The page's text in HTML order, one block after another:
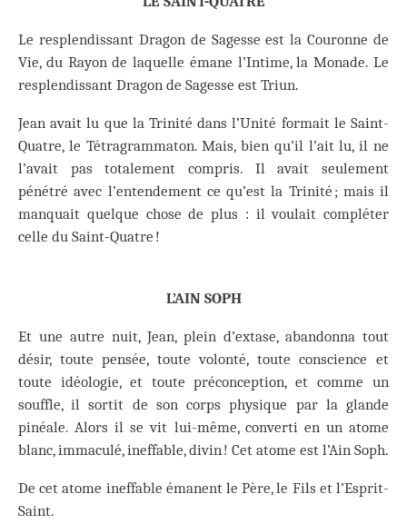
Le resplendissant Dragon de Sagesse est la Couronne de
Vie, du Rayon de laquelle émane l’Intime, la Monade. Le
resplendissant Dragon de Sagesse est Triun.
Jean avait lu que la Trinité dans l’Unité formait le Saint-
Quatre, le Tétragrammaton. Mais, bien qu’il l’ait lu, il ne
l’avait pas totalement compris. Il avait seulement
pénétré avec l’entendement ce qu’est la Trinité ; mais il
manquait quelque chose de plus : il voulait compléter
celle du Saint-Quatre !
L’AIN SOPH
Et une autre nuit, Jean, plein d’extase, abandonna tout
désir, toute pensée, toute volonté, toute conscience et
toute idéologie, et toute préconception, et comme un
souffle, il sortit de son corps physique par la glande
pinéale. Alors il se vit lui-même, converti en un atome
blanc, immaculé, ineffable, divin ! Cet atome est l’Ain Soph.
De cet atome ineffable émanent le Père, le Fils et l’Esprit-
Saint.